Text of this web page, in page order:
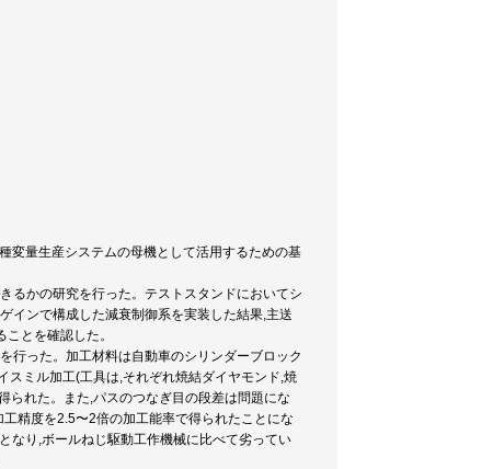
変量生産システムの母機として活用するための基
るかの研究を行った。テストスタンドにおいてシ
インで構成した減衰制御系を実装した結果,主送
とを確認した。
行った。加工材料は自動車のシリンダーブロック
ミル加工(工具は,それぞれ焼結ダイヤモンド,焼
られた。また,パスのつなぎ目の段差は問題にな
精度を2.5〜2倍の加工能率で得られたことにな
なり,ボールねじ駆動工作機械に比べて劣ってい